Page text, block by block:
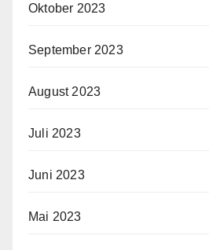
Oktober 2023
September 2023
August 2023
Juli 2023
Juni 2023
Mai 2023